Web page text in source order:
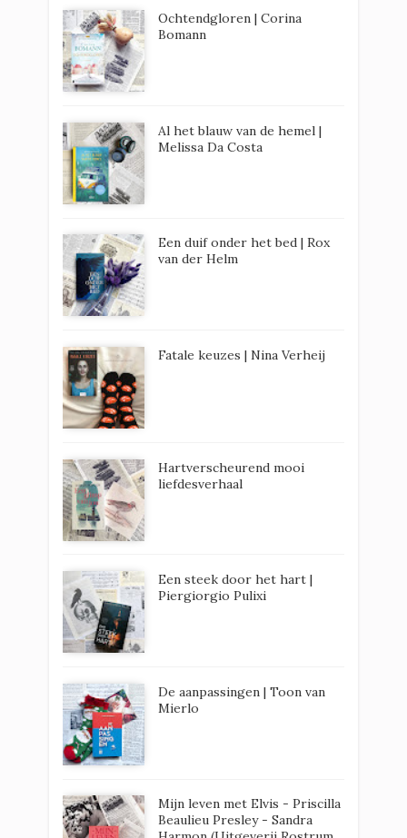
Ochtendgloren | Corina
Bomann
Al het blauw van de hemel |
Melissa Da Costa
Een duif onder het bed | Rox
van der Helm
Fatale keuzes | Nina Verheij
Hartverscheurend mooi
liefdesverhaal
Een steek door het hart |
Piergiorgio Pulixi
De aanpassingen | Toon van
Mierlo
Mijn leven met Elvis - Priscilla
Beaulieu Presley - Sandra